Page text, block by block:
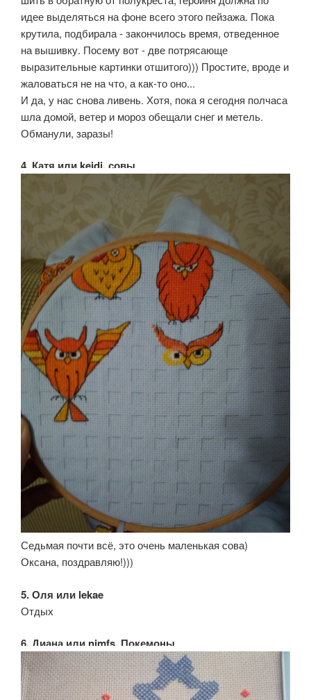
идее выделяться на фоне всего этого пейзажа. Пока
крутила, подбирала - закончилось время, отведенное
на вышивку. Посему вот - две потрясающе
выразительные картинки отшитого))) Простите, вроде и
жаловаться не на что, а как-то оно...
И да, у нас снова ливень. Хотя, пока я сегодня полчаса
шла домой, ветер и мороз обещали снег и метель.
Обманули, заразы!
4. Катя или keidi, совы
Седьмая почти всё, это очень маленькая сова)
Оксана, поздравляю!)))
5. Оля или lekae
Отдых
6. Диана или nimfs, Покемоны